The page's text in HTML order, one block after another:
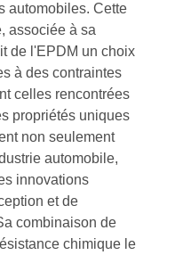
automobiles. Cette
associée à sa
de l'EPDM un choix
à des contraintes
celles rencontrées
propriétés uniques
non seulement
automobile,
innovations
et de
combinaison de
chimique le